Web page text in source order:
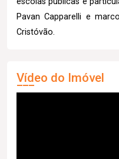
Pavan Capparelli e
Cristóvão.
Vídeo do Imóvel